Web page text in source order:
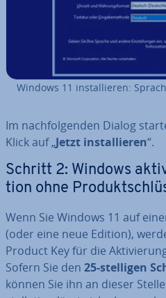
Windows 11 in­stal­lie­ren:
Im nach­fol­gen­den Dialog
Klick auf „Jetzt in­stal­lie­ren“.
Schritt 2: Windows
ti­on ohne
Wenn Sie Windows 11 auf
(oder eine neue Edition),
Product Key für die
Sofern Sie den 25-stelligen
können Sie ihn an dieser